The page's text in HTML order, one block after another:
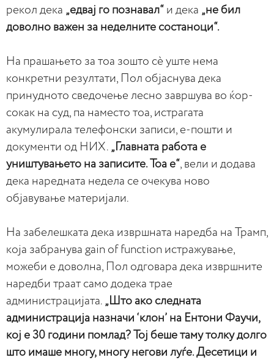
рекол дека „едвај го познавал“ и дека „не бил
доволно важен за неделните состаноци“.
На прашањето за тоа зошто сè уште нема
конкретни резултати, Пол објаснува дека
принудното сведочење лесно завршува во ќор-
сокак на суд, па наместо тоа, истрагата
акумулирала телефонски записи, е-пошти и
документи од НИХ. „Главната работа е
уништувањето на записите. Тоа е“, вели и додава
дека наредната недела се очекува ново
објавување материјали.
На забелешката дека извршната наредба на Трамп,
која забранува gain of function истражување,
можеби е доволна, Пол одговара дека извршните
наредби траат само додека трае
администрацијата. „Што ако следната
администрација назначи ‘клон’ на Ентони Фаучи,
кој е 30 години помлад? Тој беше таму толку долго
што имаше многу, многу негови луѓе. Десетици и